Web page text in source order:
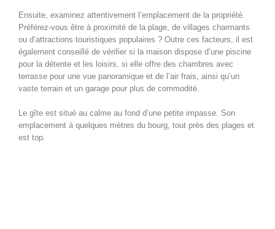
Ensuite, examinez attentivement l’emplacement de la propriété.
Préférez-vous être à proximité de la plage, de villages charmants
ou d’attractions touristiques populaires ? Outre ces facteurs, il est
également conseillé de vérifier si la maison dispose d’une piscine
pour la détente et les loisirs, si elle offre des chambres avec
terrasse pour une vue panoramique et de l’air frais, ainsi qu’un
vaste terrain et un garage pour plus de commodité.
Le gîte est situé au calme au fond d’une petite impasse. Son
emplacement à quelques mètres du bourg, tout près des plages et
est top.